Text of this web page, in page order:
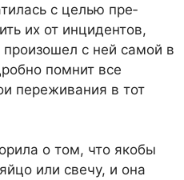
с целью пре­
их от инцидентов,
с ней самой в
помнит все
переживания в тот
о том, что якобы
или свечу, и она